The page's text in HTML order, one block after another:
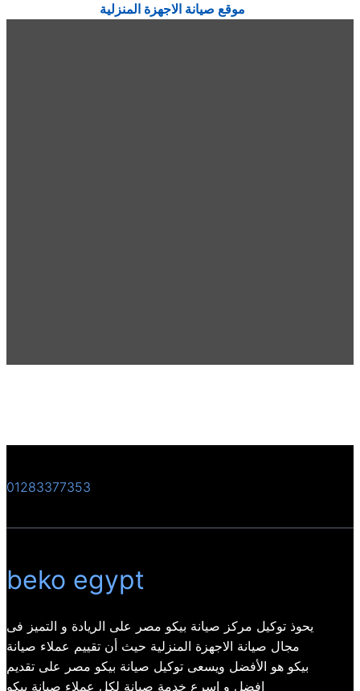
موقع صيانة الاجهزة المنزلية
01283377353
beko egypt
يحوذ توكيل مركز صيانة بيكو مصر على الريادة و التميز فى
مجال صيانة الاجهزة المنزلية حيث أن تقييم عملاء صيانة
بيكو هو الأفضل ويسعى توكيل صيانة بيكو مصر على تقديم
افضل و اسرع خدمة صيانة لكل عملاء صيانة بيكو